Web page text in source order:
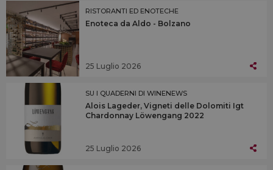
RISTORANTI ED ENOTECHE
Enoteca da Aldo - Bolzano
25 Luglio 2026
SU I QUADERNI DI WINENEWS
Alois Lageder, Vigneti delle Dolomiti Igt
Chardonnay Löwengang 2022
25 Luglio 2026